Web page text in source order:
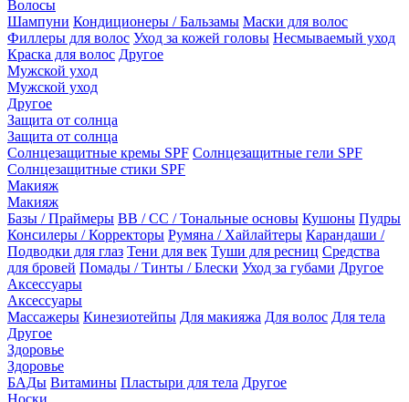
Волосы
Шампуни Кондиционеры / Бальзамы Маски для волос
Филлеры для волос Уход за кожей головы Несмываемый уход
Краска для волос Другое
Мужской уход
Мужской уход
Другое
Защита от солнца
Защита от солнца
Солнцезащитные кремы SPF Солнцезащитные гели SPF
Солнцезащитные стики SPF
Макияж
Макияж
Базы / Праймеры BB / CC / Тональные основы Кушоны Пудры
Консилеры / Корректоры Румяна / Хайлайтеры Карандаши /
Подводки для глаз Тени для век Туши для ресниц Средства
для бровей Помады / Тинты / Блески Уход за губами Другое
Аксессуары
Аксессуары
Массажеры Кинезиотейпы Для макияжа Для волос Для тела
Другое
Здоровье
Здоровье
БАДы Витамины Пластыри для тела Другое
Носки